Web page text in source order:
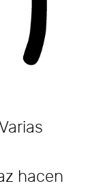
Varias
hacen